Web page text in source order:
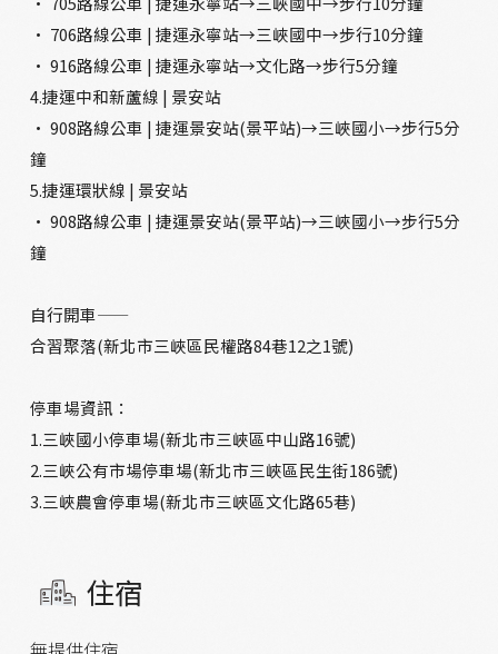
· 706路線公車 | 捷運永寧站→三峽國中→步行10分鐘
· 916路線公車 | 捷運永寧站→文化路→步行5分鐘
4.捷運中和新蘆線 | 景安站
· 908路線公車 | 捷運景安站(景平站)→三峽國小→步行5分
鐘
5.捷運環狀線 | 景安站
· 908路線公車 | 捷運景安站(景平站)→三峽國小→步行5分
鐘
自行開車——
合習聚落(新北市三峽區民權路84巷12之1號)
停車場資訊：
1.三峽國小停車場(新北市三峽區中山路16號)
2.三峽公有市場停車場(新北市三峽區民生街186號)
3.三峽農會停車場(新北市三峽區文化路65巷)
住宿